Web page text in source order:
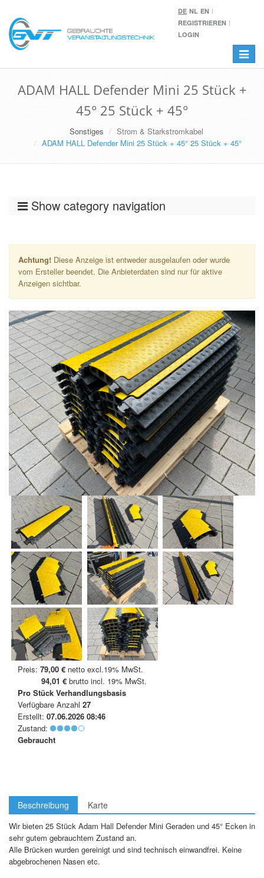
DE NL EN
REGISTRIEREN
LOGIN
Toggle
ADAM HALL Defender Mini 25 Stück +
45° 25 Stück + 45°
Sonstiges
Strom & Starkstromkabel
ADAM HALL Defender Mini 25 Stück + 45° 25 Stück + 45°
Show category navigation
Achtung! Diese Anzeige ist entweder ausgelaufen oder wurde
vom Ersteller beendet. Die Anbieterdaten sind nur für aktive
Anzeigen sichtbar.
Preis: 79,00 € netto excl.19% MwSt.
94,01 € brutto incl. 19% MwSt.
Pro Stück Verhandlungsbasis
Verfügbare Anzahl 27
Erstellt: 07.06.2026 08:46
Zustand:
Gebraucht
Beschreibung Karte
Wir bieten 25 Stück Adam Hall Defender Mini Geraden und 45° Ecken in
sehr gutem gebrauchtem Zustand an.
Alle Brücken wurden gereinigt und sind technisch einwandfrei. Keine
abgebrochenen Nasen etc.